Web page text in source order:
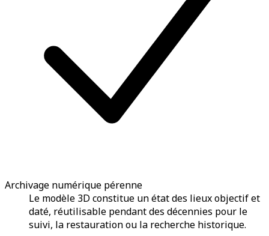
Archivage numérique pérenne
Le modèle 3D constitue un état des lieux objectif et
daté, réutilisable pendant des décennies pour le
suivi, la restauration ou la recherche historique.